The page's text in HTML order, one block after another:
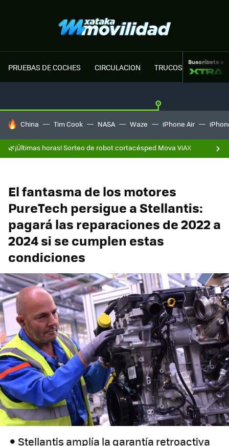
PRUEBAS DE COCHES CIRCULACION TRUCOS MOTOR
Suscríbete a
HOY SE HABLA DE
China Tim Cook NASA Waze iPhone Air
🌿¡Últimas horas! Sorteo de robot cortacésped Mova ViAX
El fantasma de los motores
PureTech persigue a Stellantis:
pagará las reparaciones de 2022 a
2024 si se cumplen estas
condiciones
Stellantis amplía la garantía retroactiva